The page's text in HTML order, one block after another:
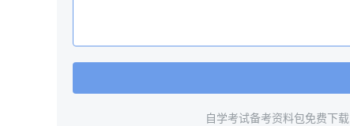
自学考试备考资料包免费下